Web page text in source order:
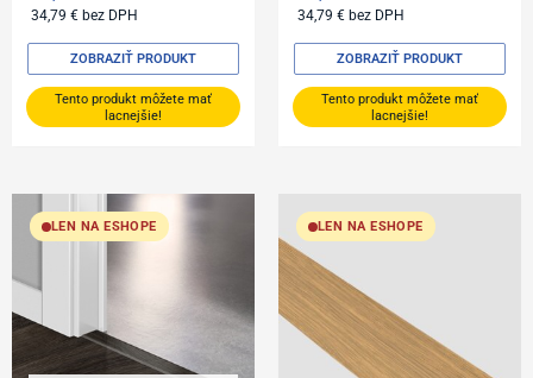
34,79€ bez DPH
Tento produkt môžete mať
lacnejšie!
ZOBRAZIŤ PRODUKT
34,79€ bez DPH
Tento produkt môžete mať
lacnejšie!
ZOBRAZIŤ PRODUKT
LEN NA ESHOPE LEN NA ESHOPE